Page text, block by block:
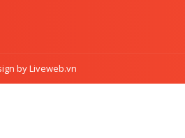
by Liveweb.vn